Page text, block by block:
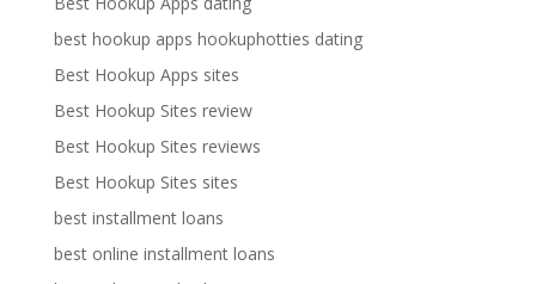
best hookup apps hookuphotties dating
Best Hookup Apps sites
Best Hookup Sites review
Best Hookup Sites reviews
Best Hookup Sites sites
best installment loans
best online installment loans